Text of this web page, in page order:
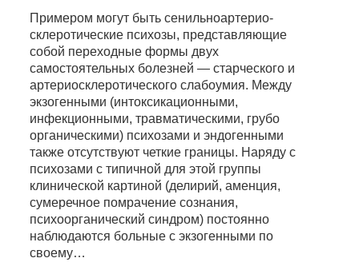
Примером могут быть сенильноартерио-
склеротические психозы, представляющие
собой переходные формы двух
самостоятельных болезней — старческого и
артериосклеротического слабоумия. Между
экзогенными (интоксикационными,
инфекционными, травматическими, грубо
органическими) психозами и эндогенными
также отсутствуют четкие границы. Наряду с
психозами с типичной для этой группы
клинической картиной (делирий, аменция,
сумеречное помрачение сознания,
психоорганический синдром) постоянно
наблюдаются больные с экзогенными по
своему…